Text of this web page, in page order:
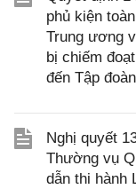
phủ kiện
Trung ương
bị chiếm
đến Tập
Nghị quyết
Thường vụ
dẫn thi hành